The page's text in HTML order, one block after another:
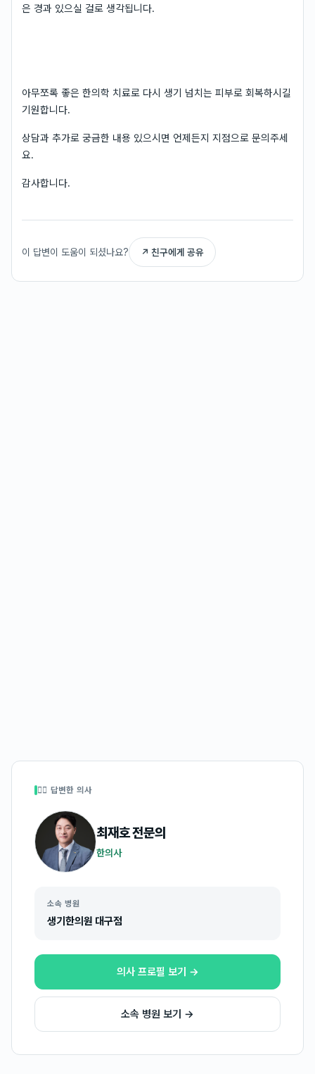
은 경과 있으실 걸로 생각됩니다.
아무쪼록 좋은 한의학 치료로 다시 생기 넘치는 피부로 회복하시길
기원합니다.
상담과 추가로 궁금한 내용 있으시면 언제든지 지점으로 문의주세
요.
감사합니다.
이 답변이 도움이 되셨나요? ↗ 친구에게 공유
👩‍⚕️ 답변한 의사
최재호전문의
한의사
소속 병원
생기한의원 대구점
의사 프로필 보기 →
소속 병원 보기 →